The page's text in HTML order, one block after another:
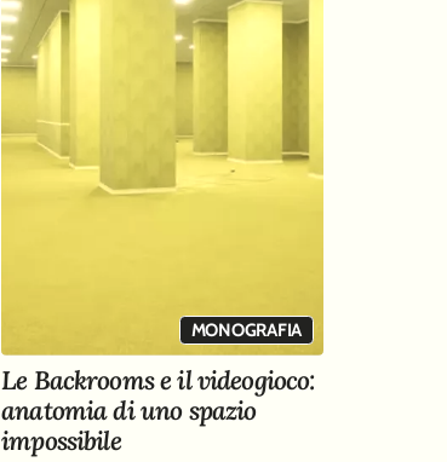
MONOGRAFIA
Le Backrooms e il videogioco:
anatomia di uno spazio
impossibile